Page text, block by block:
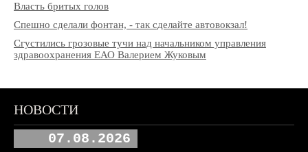
Власть бритых голов
Спешно сделали фонтан, - так сделайте автовокзал!
Сгустились грозовые тучи над начальником управления
здравоохранения ЕАО Валерием Жуковым
НОВОСТИ
07.08.2026